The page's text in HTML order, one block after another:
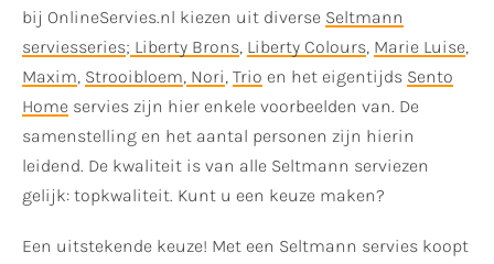
bij OnlineServies.nl kiezen uit diverse Seltmann
serviesseries; Liberty Brons, Liberty Colours, Marie Luise,
Maxim, Strooibloem, Nori, Trio en het eigentijds Sento
Home servies zijn hier enkele voorbeelden van. De
samenstelling en het aantal personen zijn hierin
leidend. De kwaliteit is van alle Seltmann serviezen
gelijk: topkwaliteit. Kunt u een keuze maken?
Een uitstekende keuze! Met een Seltmann servies koopt